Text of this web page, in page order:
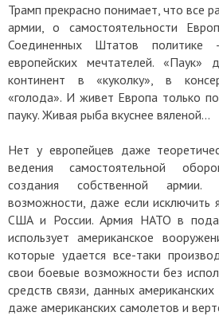
Трамп прекрасно понимает, что все
армии, о самостоятельности
Соединенных Штатов
европейских мечтателей. «Паук»
континент в «куколку», в
«голода». И живет Европа только
пауку. Живая рыба вкуснее вяленой…
Нет у европейцев даже
ведения самостоятельной
создания собственной
возможности, даже если исключить
США и России. Армия НАТО в
использует американское
которые удается все-таки
свои боевые возможности без
средств связи, данных
даже американских самолетов и